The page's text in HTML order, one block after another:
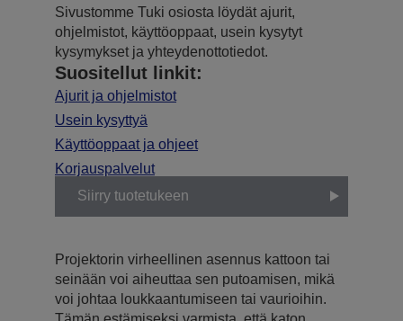
Sivustomme Tuki osiosta löydät ajurit,
ohjelmistot, käyttöoppaat, usein kysytyt
kysymykset ja yhteydenottotiedot.
Suositellut linkit:
Ajurit ja ohjelmistot
Usein kysyttyä
Käyttöoppaat ja ohjeet
Korjauspalvelut
Siirry tuotetukeen
Projektorin virheellinen asennus kattoon tai
seinään voi aiheuttaa sen putoamisen, mikä
voi johtaa loukkaantumiseen tai vaurioihin.